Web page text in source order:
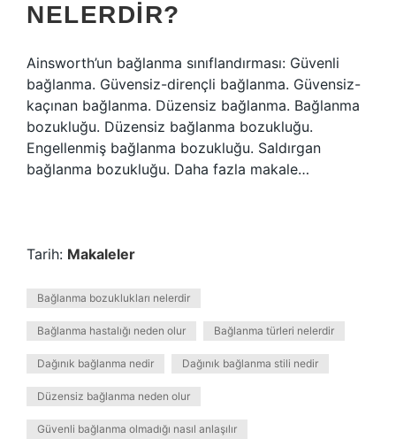
NELERDIR?
Ainsworth’un bağlanma sınıflandırması: Güvenli
bağlanma. Güvensiz-dirençli bağlanma. Güvensiz-
kaçınan bağlanma. Düzensiz bağlanma. Bağlanma
bozukluğu. Düzensiz bağlanma bozukluğu.
Engellenmiş bağlanma bozukluğu. Saldırgan
bağlanma bozukluğu. Daha fazla makale…
Tarih: Makaleler
Bağlanma bozuklukları nelerdir
Bağlanma hastalığı neden olur Bağlanma türleri nelerdir
Dağınık bağlanma nedir Dağınık bağlanma stili nedir
Düzensiz bağlanma neden olur
Güvenli bağlanma olmadığı nasıl anlaşılır